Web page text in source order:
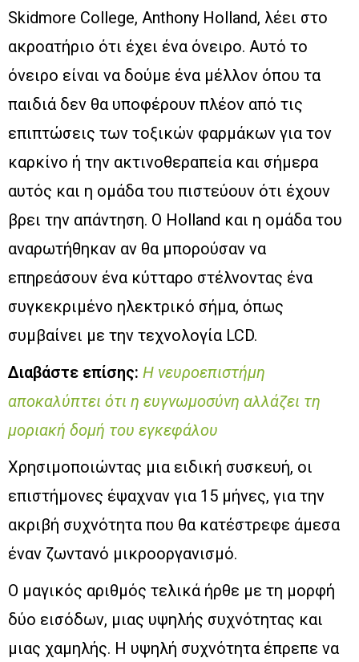
Skidmore College, Anthony Holland, λέει στο
ακροατήριο ότι έχει ένα όνειρο. Αυτό το
όνειρο είναι να δούμε ένα μέλλον όπου τα
παιδιά δεν θα υποφέρουν πλέον από τις
επιπτώσεις των τοξικών φαρμάκων για τον
καρκίνο ή την ακτινοθεραπεία και σήμερα
αυτός και η ομάδα του πιστεύουν ότι έχουν
βρει την απάντηση. Ο Holland και η ομάδα του
αναρωτήθηκαν αν θα μπορούσαν να
επηρεάσουν ένα κύτταρο στέλνοντας ένα
συγκεκριμένο ηλεκτρικό σήμα, όπως
συμβαίνει με την τεχνολογία LCD.
Διαβάστε επίσης: Η νευροεπιστήμη
αποκαλύπτει ότι η ευγνωμοσύνη αλλάζει τη
μοριακή δομή του εγκεφάλου
Χρησιμοποιώντας μια ειδική συσκευή, οι
επιστήμονες έψαχναν για 15 μήνες, για την
ακριβή συχνότητα που θα κατέστρεφε άμεσα
έναν ζωντανό μικροοργανισμό.
Ο μαγικός αριθμός τελικά ήρθε με τη μορφή
δύο εισόδων, μιας υψηλής συχνότητας και
μιας χαμηλής. Η υψηλή συχνότητα έπρεπε να